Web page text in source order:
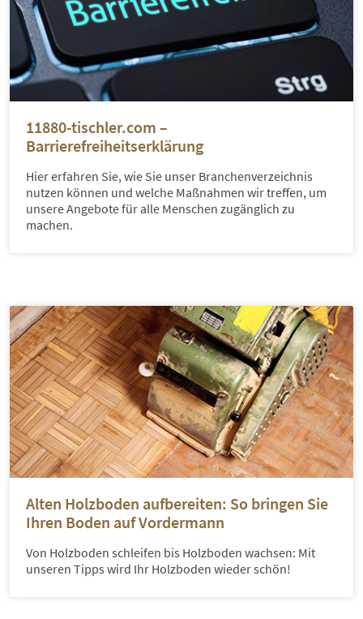
11880-tischler.com –
Barrierefreiheitserklärung
Hier erfahren Sie, wie Sie unser Branchenverzeichnis
nutzen können und welche Maßnahmen wir treffen, um
unsere Angebote für alle Menschen zugänglich zu
machen.
Alten Holzboden aufbereiten: So bringen Sie
Ihren Boden auf Vordermann
Von Holzboden schleifen bis Holzboden wachsen: Mit
unseren Tipps wird Ihr Holzboden wieder schön!